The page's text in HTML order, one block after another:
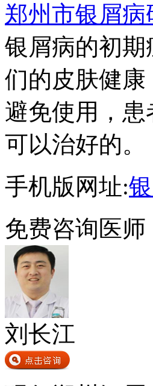
郑州市银屑病
银屑病的初
们的皮肤健
避免使用，
可以治好的。
手机版网址:
免费咨询医师
刘长江